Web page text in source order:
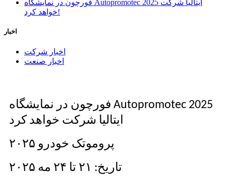
فورچون در نمایشگاه Autopromotec 2025 ایتالیا شرکت
خواهد کرد!
اخبار
اخبار شرکت
اخبار صنعت
فورچون در نمایشگاه Autopromotec 2025
ایتالیا شرکت خواهد کرد
پروموتک خودرو ۲۰۲۵
تاریخ: ۲۱ تا ۲۴ مه ۲۰۲۵